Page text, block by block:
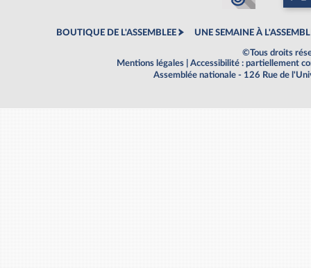
BOUTIQUE DE L'ASSEMBLEE UNE SEMAINE À
©Tous droits
Mentions légales
Accessibilité : partiellement
Assemblée nationale - 126 Rue de